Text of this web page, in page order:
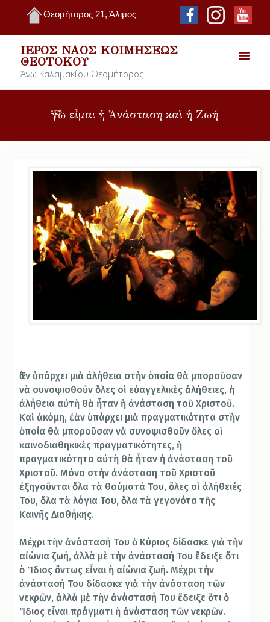
Θεομήτορος 21, Άλιμος
ΙΕΡΌΣ ΝΑΌΣ ΚΟΙΜΉΣΕΩΣ
ΘΕΟΤΌΚΟΥ
Άνω Καλαμακίου Θεομήτορος
Ἐγὼ εἶμαι ἡ Ἀνάσταση καὶ ἡ Ζωή
Ἐὰν ὑπάρχει μιὰ ἀλήθεια στὴν ὁποία θὰ μποροῦσαν
νὰ συνοψισθοῦν ὅλες οἱ εὐαγγελικὲς ἀλήθειες, ἡ
ἀλήθεια αὐτὴ θὰ ἦταν ἡ ἀνάσταση τοῦ Χριστοῦ.
Καὶ ἀκόμη, ἐὰν ὑπάρχει μιὰ πραγματικότητα στὴν
ὁποία θὰ μποροῦσαν νὰ συνοψισθοῦν ὅλες οἱ
καινοδιαθηκικὲς πραγματικότητες, ἡ
πραγματικότητα αὐτὴ θὰ ἦταν ἡ ἀνάσταση τοῦ
Χριστοῦ. Μόνο στὴν ἀνάσταση τοῦ Χριστοῦ
ἐξηγοῦνται ὅλα τὰ θαύματά Του, ὅλες οἱ ἀλήθειές
Του, ὅλα τὰ λόγια Του, ὅλα τὰ γεγονότα τῆς
Καινῆς Διαθήκης.
Μέχρι τὴν ἀνάστασή Του ὁ Κύριος δίδασκε γιὰ τὴν
αἰώνια ζωή, ἀλλὰ μὲ τὴν ἀνάστασή Του ἔδειξε ὅτι
ὁ Ἴδιος ὄντως εἶναι ἡ αἰώνια ζωή. Μέχρι τὴν
ἀνάστασή Του δίδασκε γιὰ τὴν ἀνάσταση τῶν
νεκρῶν, ἀλλὰ μὲ τὴν ἀνάστασή Του ἔδειξε ὅτι ὁ
Ἴδιος εἶναι πράγματι ἡ ἀνάσταση τῶν νεκρῶν.